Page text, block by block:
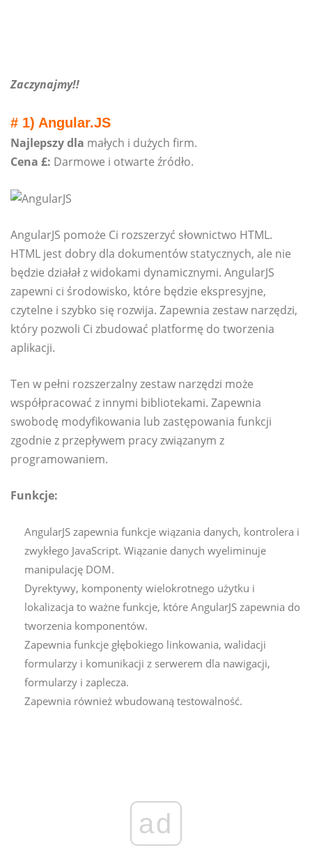
Zaczynajmy!!
# 1) Angular.JS
Najlepszy dla małych i dużych firm.
Cena £: Darmowe i otwarte źródło.
AngularJS pomoże Ci rozszerzyć słownictwo HTML.
HTML jest dobry dla dokumentów statycznych, ale nie
będzie działał z widokami dynamicznymi. AngularJS
zapewni ci środowisko, które będzie ekspresyjne,
czytelne i szybko się rozwija. Zapewnia zestaw narzędzi,
który pozwoli Ci zbudować platformę do tworzenia
aplikacji.
Ten w pełni rozszerzalny zestaw narzędzi może
współpracować z innymi bibliotekami. Zapewnia
swobodę modyfikowania lub zastępowania funkcji
zgodnie z przepływem pracy związanym z
programowaniem.
Funkcje:
AngularJS zapewnia funkcje wiązania danych, kontrolera i
zwykłego JavaScript. Wiązanie danych wyeliminuje
manipulację DOM.
Dyrektywy, komponenty wielokrotnego użytku i
lokalizacja to ważne funkcje, które AngularJS zapewnia do
tworzenia komponentów.
Zapewnia funkcje głębokiego linkowania, walidacji
formularzy i komunikacji z serwerem dla nawigacji,
formularzy i zaplecza.
Zapewnia również wbudowaną testowalność.
ad